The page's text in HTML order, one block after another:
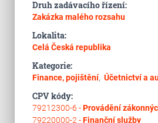
Druh zadávacího řízení:
Zakázka malého rozsahu
Lokalita:
Celá Česká republika
Kategorie:
Finance, pojištění, Účetnictví a
CPV kódy:
79212300-6 -Provádění
79220000-2 -Finanční služby